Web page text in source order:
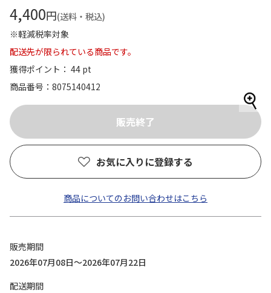
4,400円(送料・税込)
※軽減税率対象
配送先が限られている商品です。
獲得ポイント： 44 pt
商品番号
8075140412
お気に入りに登録する
商品についてのお問い合わせはこちら
販売期間
2026年07月08日～2026年07月22日
配送期間